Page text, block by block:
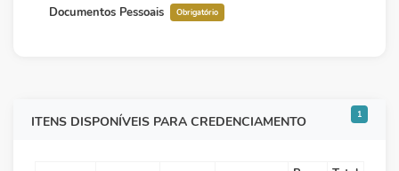
Documentos Pessoais Obrigatório
ITENS DISPONÍVEIS PARA CREDENCIAMENTO 1